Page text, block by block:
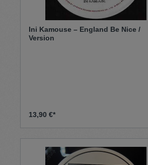
Ini Kamouse – England Be Nice /
Version
13,90 €*